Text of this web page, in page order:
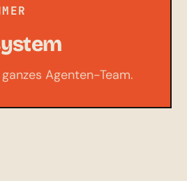
Agenten-Team.